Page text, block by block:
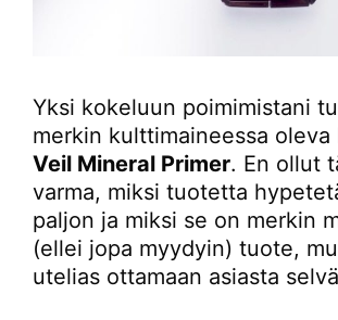
Yksi kokeluun poimimistani
merkin kulttimaineessa oleva
Veil Mineral Primer. En ollut
varma, miksi tuotetta
paljon ja miksi se on merkin
(ellei jopa myydyin) tuote,
utelias ottamaan asiasta